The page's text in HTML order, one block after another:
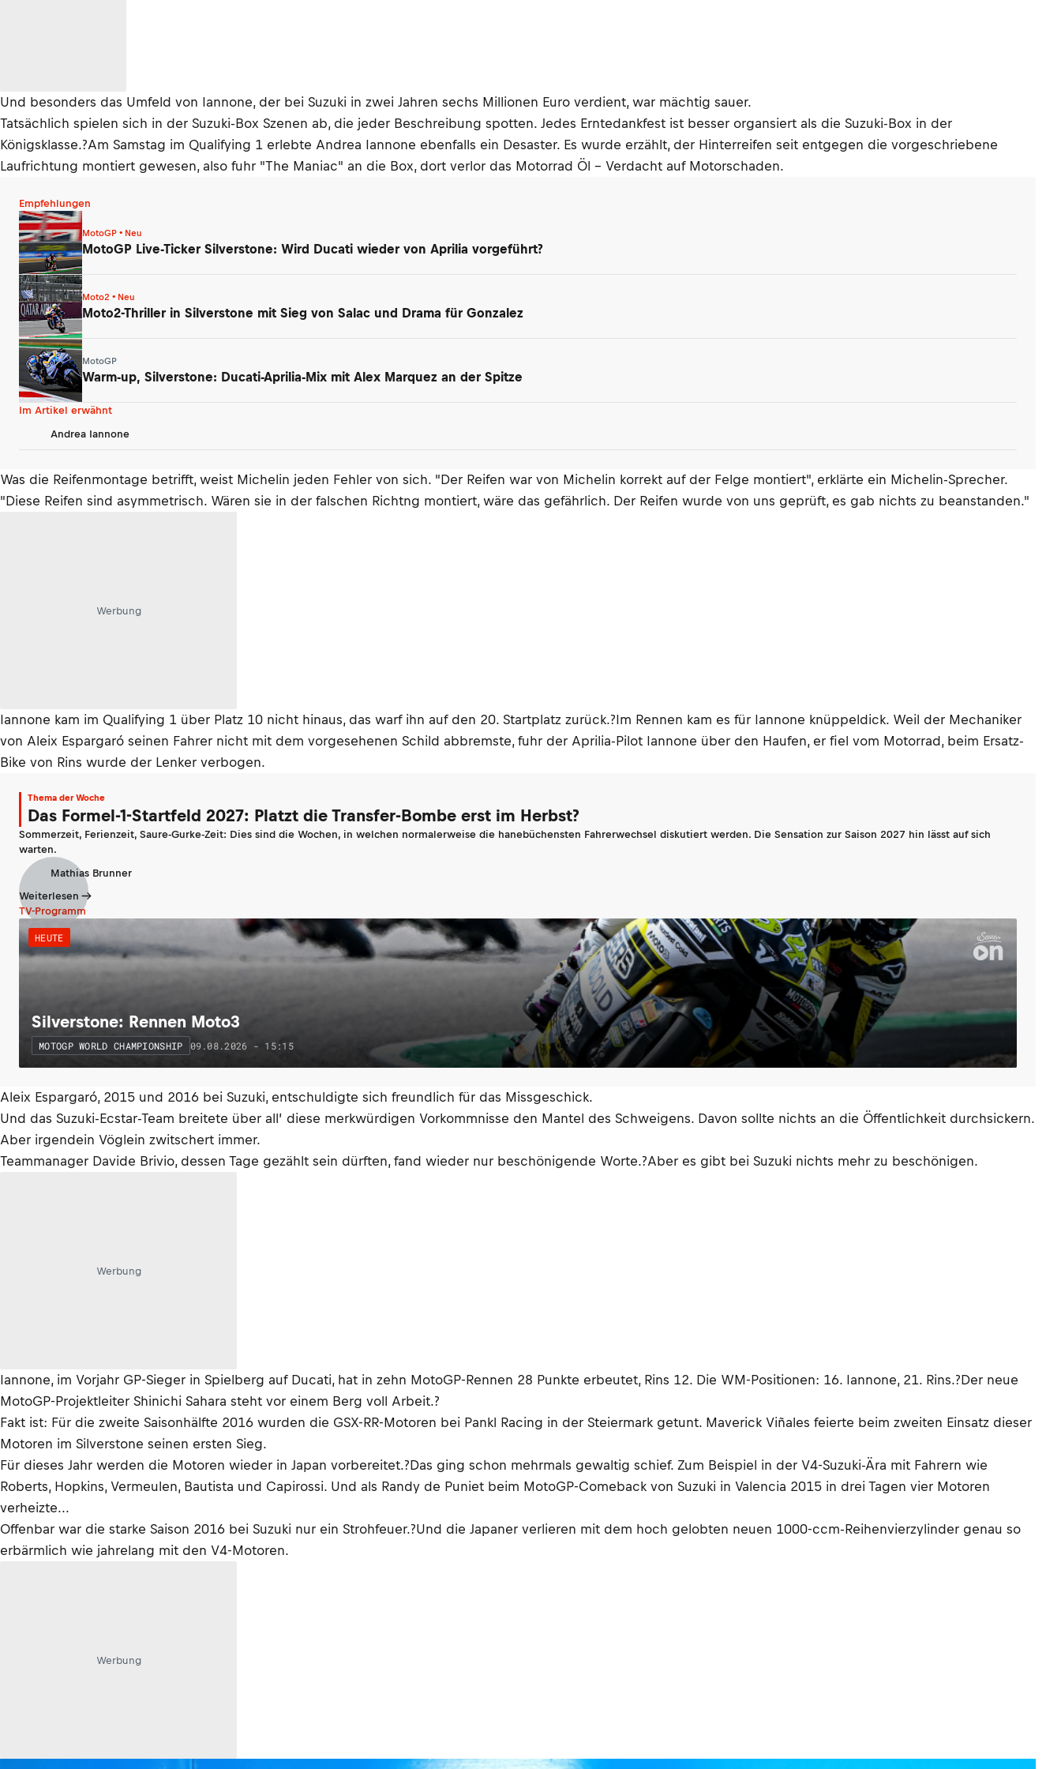
Und besonders das Umfeld von Iannone, der bei Suzuki in zwei Jahren sechs Millionen Euro verdient, war mächtig sauer.
Tatsächlich spielen sich in der Suzuki-Box Szenen ab, die jeder Beschreibung spotten. Jedes Erntedankfest ist besser organsiert als die Suzuki-Box in der
Königsklasse.?Am Samstag im Qualifying 1 erlebte Andrea Iannone ebenfalls ein Desaster. Es wurde erzählt, der Hinterreifen seit entgegen die vorgeschriebene
Laufrichtung montiert gewesen, also fuhr "The Maniac" an die Box, dort verlor das Motorrad Öl – Verdacht auf Motorschaden.
Empfehlungen
MotoGP • Neu
MotoGP Live-Ticker Silverstone: Wird Ducati wieder von Aprilia vorgeführt?
Moto2 • Neu
Moto2-Thriller in Silverstone mit Sieg von Salac und Drama für Gonzalez
MotoGP
Warm-up, Silverstone: Ducati-Aprilia-Mix mit Alex Marquez an der Spitze
Im Artikel erwähnt
Andrea Iannone
Was die Reifenmontage betrifft, weist Michelin jeden Fehler von sich. "Der Reifen war von Michelin korrekt auf der Felge montiert", erklärte ein Michelin-Sprecher.
"Diese Reifen sind asymmetrisch. Wären sie in der falschen Richtng montiert, wäre das gefährlich. Der Reifen wurde von uns geprüft, es gab nichts zu beanstanden."
Werbung
Iannone kam im Qualifying 1 über Platz 10 nicht hinaus, das warf ihn auf den 20. Startplatz zurück.?Im Rennen kam es für Iannone knüppeldick. Weil der Mechaniker
von Aleix Espargaró seinen Fahrer nicht mit dem vorgesehenen Schild abbremste, fuhr der Aprilia-Pilot Iannone über den Haufen, er fiel vom Motorrad, beim Ersatz-
Bike von Rins wurde der Lenker verbogen.
Thema der Woche
Das Formel-1-Startfeld 2027: Platzt die Transfer-Bombe erst im Herbst?
Sommerzeit, Ferienzeit, Saure-Gurke-Zeit: Dies sind die Wochen, in welchen normalerweise die hanebüchensten Fahrerwechsel diskutiert werden. Die Sensation zur Saison 2027 hin lässt auf sich
warten.
Mathias Brunner
Weiterlesen
TV-Programm
HEUTE
Silverstone: Rennen Moto3
MOTOGP WORLD CHAMPIONSHIP 09.08.2026 - 15:15
Aleix Espargaró, 2015 und 2016 bei Suzuki, entschuldigte sich freundlich für das Missgeschick.
Und das Suzuki-Ecstar-Team breitete über all’ diese merkwürdigen Vorkommnisse den Mantel des Schweigens. Davon sollte nichts an die Öffentlichkeit durchsickern.
Aber irgendein Vöglein zwitschert immer.
Teammanager Davide Brivio, dessen Tage gezählt sein dürften, fand wieder nur beschönigende Worte.?Aber es gibt bei Suzuki nichts mehr zu beschönigen.
Werbung
Iannone, im Vorjahr GP-Sieger in Spielberg auf Ducati, hat in zehn MotoGP-Rennen 28 Punkte erbeutet, Rins 12. Die WM-Positionen: 16. Iannone, 21. Rins.?Der neue
MotoGP-Projektleiter Shinichi Sahara steht vor einem Berg voll Arbeit.?
Fakt ist: Für die zweite Saisonhälfte 2016 wurden die GSX-RR-Motoren bei Pankl Racing in der Steiermark getunt. Maverick Viñales feierte beim zweiten Einsatz dieser
Motoren im Silverstone seinen ersten Sieg.
Für dieses Jahr werden die Motoren wieder in Japan vorbereitet.?Das ging schon mehrmals gewaltig schief. Zum Beispiel in der V4-Suzuki-Ära mit Fahrern wie
Roberts, Hopkins, Vermeulen, Bautista und Capirossi. Und als Randy de Puniet beim MotoGP-Comeback von Suzuki in Valencia 2015 in drei Tagen vier Motoren
verheizte...
Offenbar war die starke Saison 2016 bei Suzuki nur ein Strohfeuer.?Und die Japaner verlieren mit dem hoch gelobten neuen 1000-ccm-Reihenvierzylinder genau so
erbärmlich wie jahrelang mit den V4-Motoren.
Werbung